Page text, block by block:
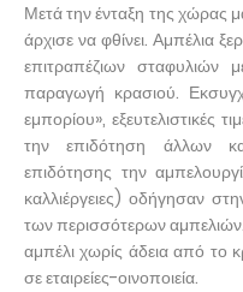
Μετά την ένταξη της χώρας
άρχισε να φθίνει. Αμπέλια
επιτραπέζιων σταφυλιών
παραγωγή κρασιού.
εμπορίου», εξευτελιστικές
την επιδότηση άλλων
επιδότησης την
καλλιέργειες) οδήγησαν
των περισσότερων
αμπέλι χωρίς άδεια από το
σε εταιρείες-οινοποιεία.